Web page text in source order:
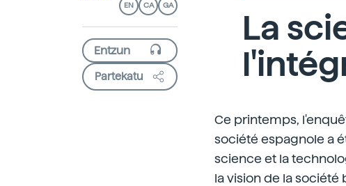
EN CA GA
Partekatu
La
Ce printemps,
société espagnole a
science et la
la vision de la société